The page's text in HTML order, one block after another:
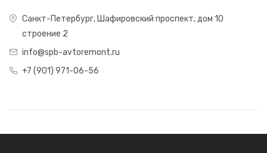
Санкт-Петербург, Шафировский проспект, дом 10
строение 2
info@spb-avtoremont.ru
+7 (901) 971-06-56